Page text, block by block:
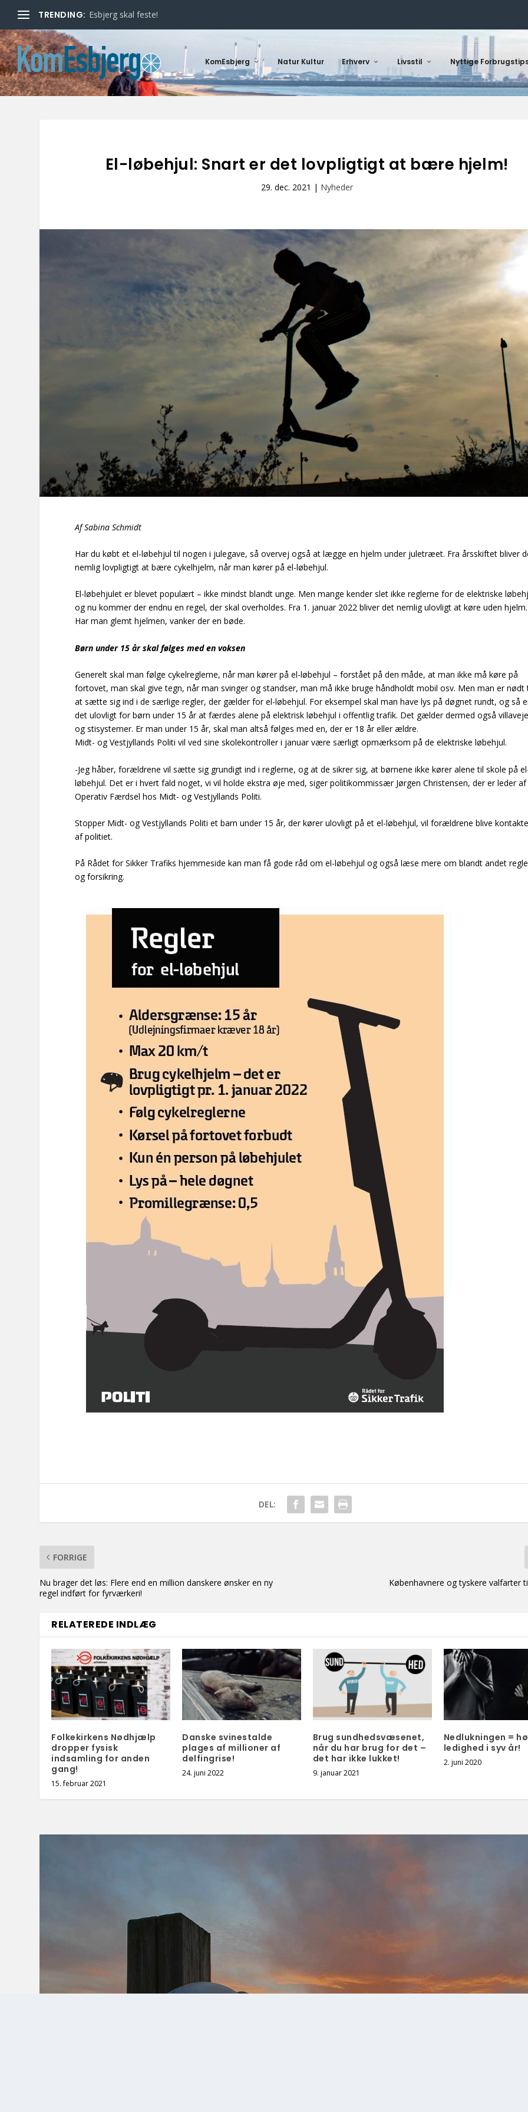
TRENDING: Esbjerg skal feste!
KomEsbjerg Natur Kultur Erhverv Livsstil Nyttige
El-løbehjul: Snart er det lovpligtigt at bære hjelm!
29. dec. 2021 | Nyheder
Af Sabina Schmidt
Har du købt et el-løbehjul til nogen i julegave, så overvej også at lægge en hjelm under juletræet. Fra årsskiftet bliver
nemlig lovpligtigt at bære cykelhjelm, når man kører på el-løbehjul.
El-løbehjulet er blevet populært – ikke mindst blandt unge. Men mange kender slet ikke reglerne for de elektriske
og nu kommer der endnu en regel, der skal overholdes. Fra 1. januar 2022 bliver det nemlig ulovligt at køre uden hjelm.
Har man glemt hjelmen, vanker der en bøde.
Børn under 15 år skal følges med en voksen
Generelt skal man følge cykelreglerne, når man kører på el-løbehjul – forstået på den måde, at man ikke må køre på
fortovet, man skal give tegn, når man svinger og standser, man må ikke bruge håndholdt mobil osv. Men man er nødt
at sætte sig ind i de særlige regler, der gælder for el-løbehjul. For eksempel skal man have lys på døgnet rundt, og så
det ulovligt for børn under 15 år at færdes alene på elektrisk løbehjul i offentlig trafik. Det gælder dermed også
og stisystemer. Er man under 15 år, skal man altså følges med en, der er 18 år eller ældre.
Midt- og Vestjyllands Politi vil ved sine skolekontroller i januar være særligt opmærksom på de elektriske løbehjul.
-Jeg håber, forældrene vil sætte sig grundigt ind i reglerne, og at de sikrer sig, at børnene ikke kører alene til skole på
løbehjul. Det er i hvert fald noget, vi vil holde ekstra øje med, siger politikommissær Jørgen Christensen, der er leder af
Operativ Færdsel hos Midt- og Vestjyllands Politi.
Stopper Midt- og Vestjyllands Politi et barn under 15 år, der kører ulovligt på et el-løbehjul, vil forældrene blive
af politiet.
På Rådet for Sikker Trafiks hjemmeside kan man få gode råd om el-løbehjul og også læse mere om blandt andet
og forsikring.
DEL:
FORRIGE
Nu brager det løs: Flere end en million danskere ønsker en ny
regel indført for fyrværkeri!
Københavnere og tyskere valfarter
RELATEREDE INDLÆG
Folkekirkens Nødhjælp
dropper fysisk
indsamling for anden
gang!
15. februar 2021
Danske svinestalde
plages af millioner af
delfingrise!
24. juni 2022
Brug sundheds­væsenet,
når du har brug for det –
det har ikke lukket!
9. januar 2021
Nedlukningen =
ledighed i syv år!
2. juni 2020